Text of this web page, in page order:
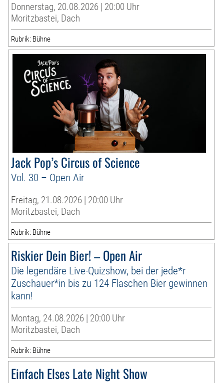
Donnerstag, 20.08.2026 | 20:00 Uhr
Moritzbastei, Dach
Rubrik: Bühne
Jack Pop’s Circus of Science
Vol. 30 – Open Air
Freitag, 21.08.2026 | 20:00 Uhr
Moritzbastei, Dach
Rubrik: Bühne
Riskier Dein Bier! – Open Air
Die legendäre Live-Quizshow, bei der jede*r
Zuschauer*in bis zu 124 Flaschen Bier gewinnen
kann!
Montag, 24.08.2026 | 20:00 Uhr
Moritzbastei, Dach
Rubrik: Bühne
Einfach Elses Late Night Show